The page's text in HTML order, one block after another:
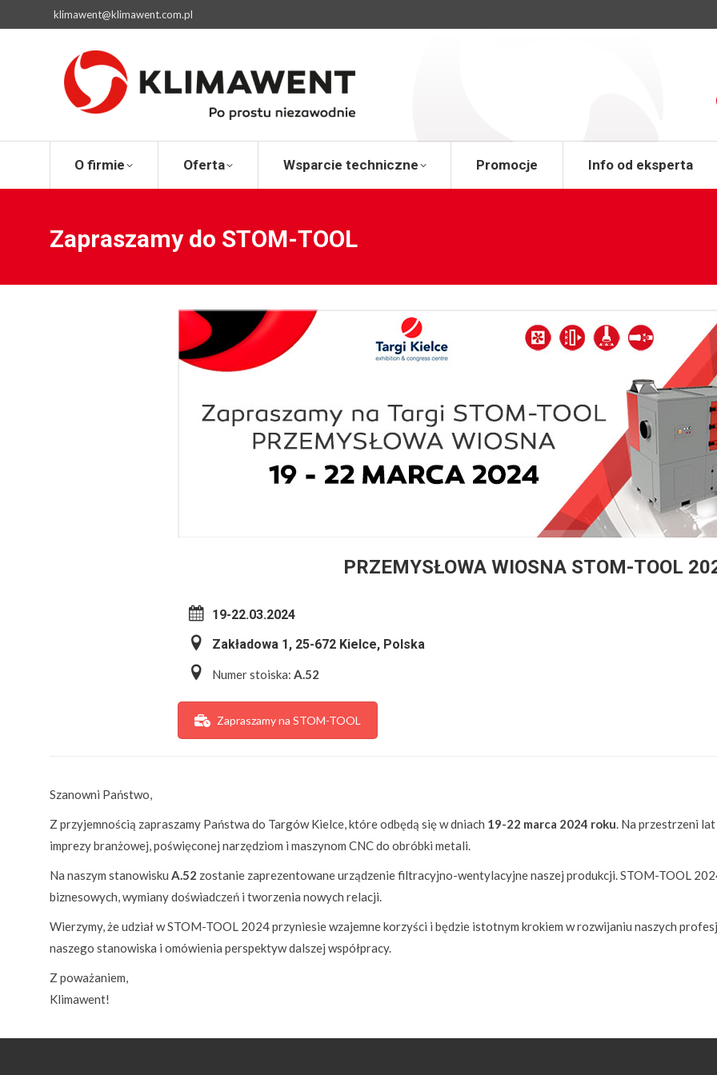
klimawent@klimawent.com.pl
O firmie Oferta Wsparcie techniczne Promocje Info od eksperta
Zapraszamy do STOM-TOOL
PRZEMYSŁOWA WIOSNA STOM-TOOL
19-22.03.2024
Zakładowa 1, 25-672 Kielce, Polska
Numer stoiska:A.52
Zapraszamy na STOM-TOOL
Szanowni Państwo,
Z przyjemnością zapraszamy Państwa do Targów Kielce, które odbędą się w dniach 19-22 marca 2024 roku. Na przestrzeni
imprezy branżowej, poświęconej narzędziom i maszynom CNC do obróbki metali.
Na naszym stanowisku A.52 zostanie zaprezentowane urządzenie filtracyjno-wentylacyjne naszej produkcji. STOM-TOOL
biznesowych, wymiany doświadczeń i tworzenia nowych relacji.
Wierzymy, że udział w STOM-TOOL 2024 przyniesie wzajemne korzyści i będzie istotnym krokiem w rozwijaniu naszych
naszego stanowiska i omówienia perspektyw dalszej współpracy.
Z poważaniem,
Klimawent!